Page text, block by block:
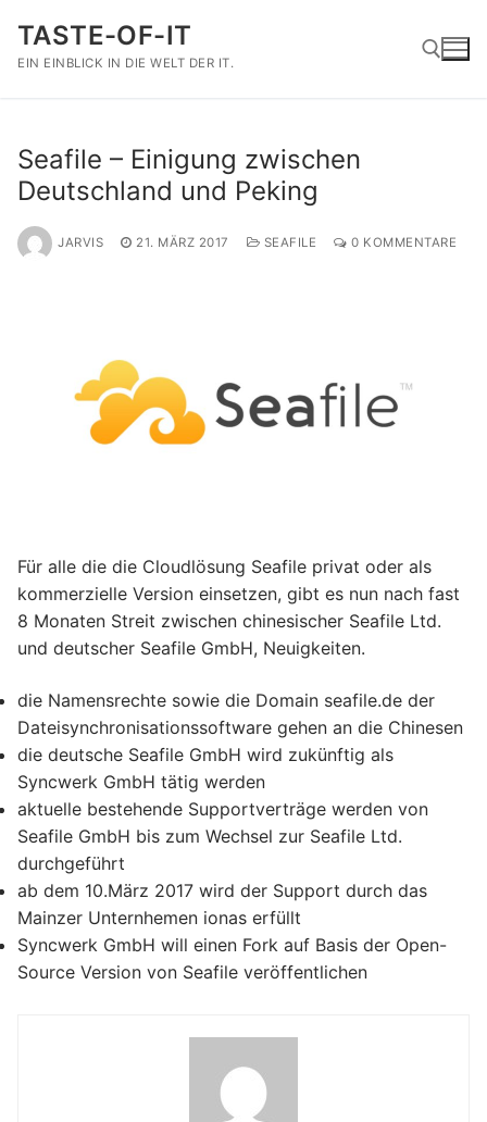
Inhalt
springen
TASTE-OF-IT
EIN EINBLICK IN DIE WELT DER IT.
Seafile – Einigung zwischen
Deutschland und Peking
JARVIS 21. MÄRZ 2017 SEAFILE 0 KOMMENTARE
Für alle die die Cloudlösung Seafile privat oder als
kommerzielle Version einsetzen, gibt es nun nach fast
8 Monaten Streit zwischen chinesischer Seafile Ltd.
und deutscher Seafile GmbH, Neuigkeiten.
die Namensrechte sowie die Domain seafile.de der
Dateisynchronisationssoftware gehen an die Chinesen
die deutsche Seafile GmbH wird zukünftig als
Syncwerk GmbH tätig werden
aktuelle bestehende Supportverträge werden von
Seafile GmbH bis zum Wechsel zur Seafile Ltd.
durchgeführt
ab dem 10.März 2017 wird der Support durch das
Mainzer Unternhemen ionas erfüllt
Syncwerk GmbH will einen Fork auf Basis der Open-
Source Version von Seafile veröffentlichen